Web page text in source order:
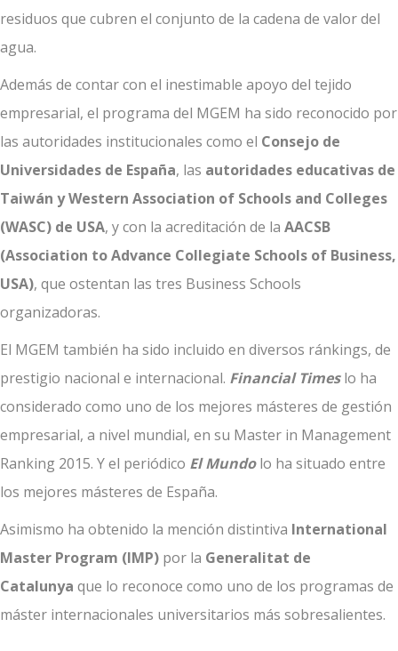
residuos que cubren el conjunto de la cadena de valor del
agua.
Además de contar con el inestimable apoyo del tejido
empresarial, el programa del MGEM ha sido reconocido por
las autoridades institucionales como el Consejo de
Universidades de España, las autoridades educativas de
Taiwán y Western Association of Schools and Colleges
(WASC) de USA, y con la acreditación de la AACSB
(Association to Advance Collegiate Schools of Business,
USA), que ostentan las tres Business Schools
organizadoras.
El MGEM también ha sido incluido en diversos ránkings, de
prestigio nacional e internacional. Financial Timeslo ha
considerado como uno de los mejores másteres de gestión
empresarial, a nivel mundial, en su Master in Management
Ranking 2015. Y el periódico El Mundolo ha situado entre
los mejores másteres de España.
Asimismo ha obtenido la mención distintiva International
Master Program (IMP) por la Generalitat de
Catalunya que lo reconoce como uno de los programas de
máster internacionales universitarios más sobresalientes.